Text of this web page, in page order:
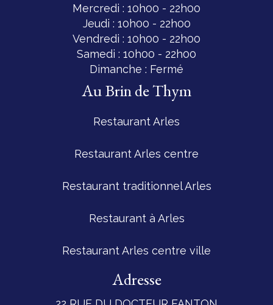
Mercredi : 10h00 - 22h00
Jeudi : 10h00 - 22h00
Vendredi : 10h00 - 22h00
Samedi : 10h00 - 22h00
Dimanche : Fermé
Au Brin de Thym
Restaurant Arles
Restaurant Arles centre
Restaurant traditionnel Arles
Restaurant à Arles
Restaurant Arles centre ville
Adresse